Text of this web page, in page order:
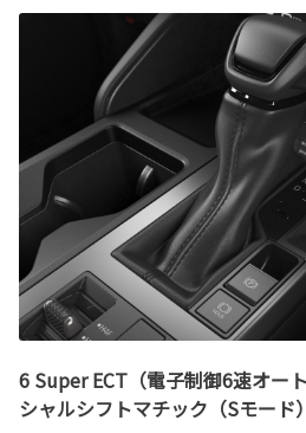
6 Super ECT（電子制御6速オー
シャルシフトマチック（Sモード）